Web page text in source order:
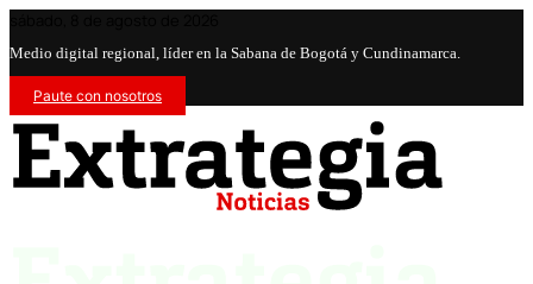
Medio digital regional, líder en la Sabana de Bogotá y Cundinamarca.
Paute con nosotros